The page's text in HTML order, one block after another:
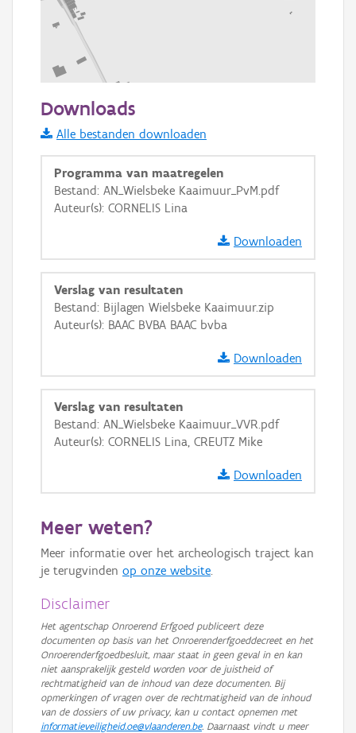
Informatie Vlaanderen
i
+ −
Basis Lagen
Ortho
GRB-Basiskaart
GRB-Basiskaart in grijswaarden
Downloads
Alle bestanden downloaden
Programma van maatregelen
Bestand: AN_Wielsbeke Kaaimuur_PvM.pdf
Auteur(s): CORNELIS Lina
Downloaden
Verslag van resultaten
Bestand: Bijlagen Wielsbeke Kaaimuur.zip
Auteur(s): BAAC BVBA BAAC bvba
Downloaden
Verslag van resultaten
Bestand: AN_Wielsbeke Kaaimuur_VVR.pdf
Auteur(s): CORNELIS Lina, CREUTZ Mike
Downloaden
Meer weten?
Meer informatie over het archeologisch traject kan
je terugvinden op onze website.
Disclaimer
Het agentschap Onroerend Erfgoed publiceert deze
documenten op basis van het Onroerenderfgoeddecreet en het
Onroerenderfgoedbesluit, maar staat in geen geval in en kan
niet aansprakelijk gesteld worden voor de juistheid of
rechtmatigheid van de inhoud van deze documenten. Bij
opmerkingen of vragen over de rechtmatigheid van de inhoud
van de dossiers of uw privacy, kan u contact opnemen met
informatieveiligheid.oe@vlaanderen.be. Daarnaast vindt u meer